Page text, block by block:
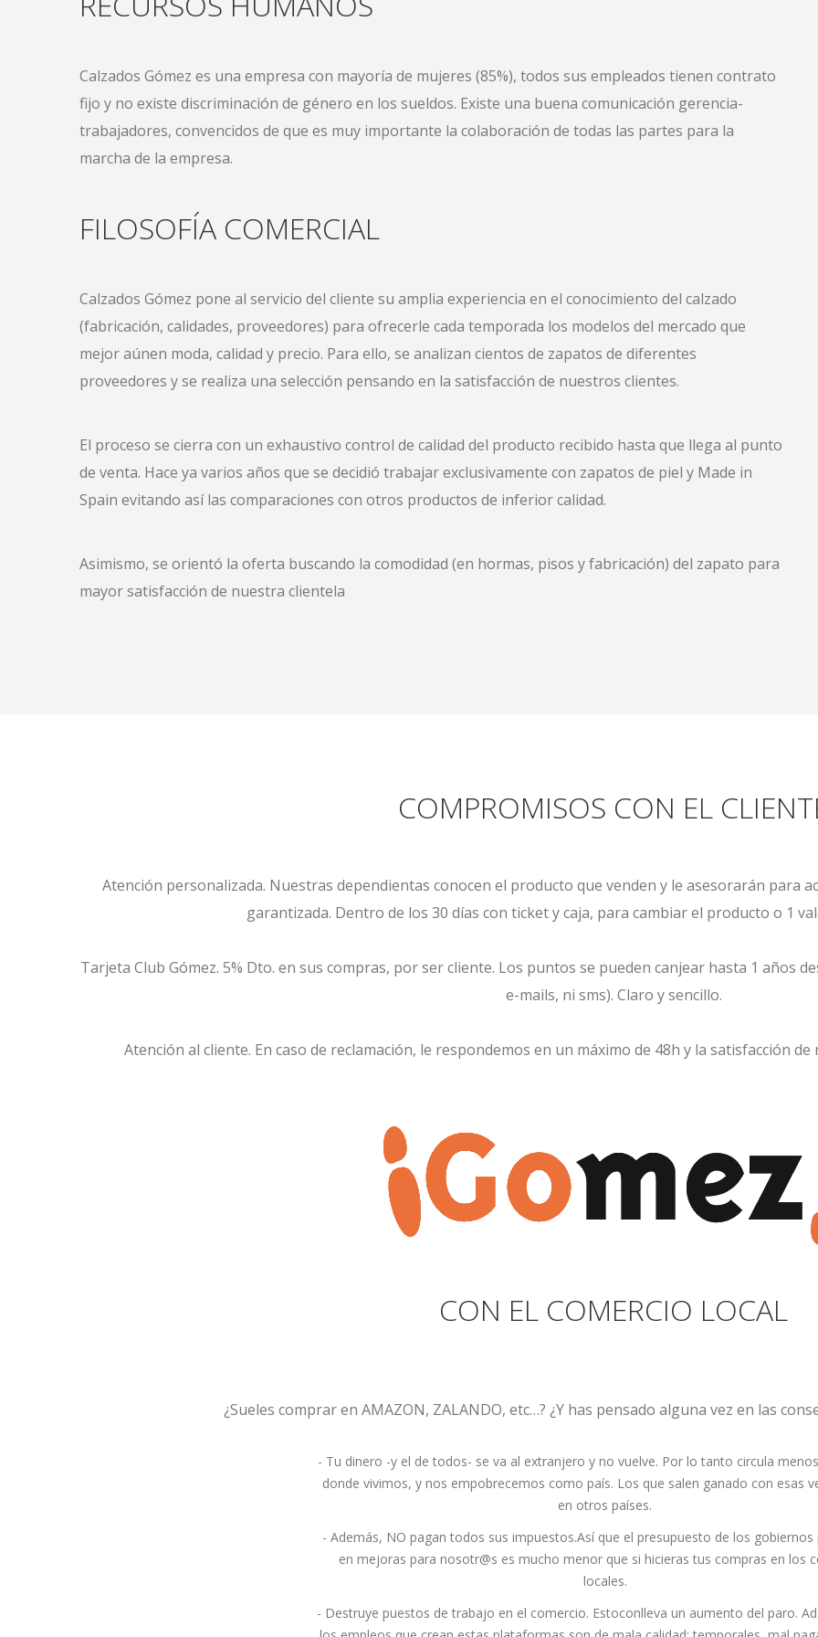
Calzados Gómez es una empresa con mayoría de mujeres (85%), todos sus empleados tienen contrato
fijo y no existe discriminación de género en los sueldos. Existe una buena comunicación gerencia-
trabajadores, convencidos de que es muy importante la colaboración de todas las partes para la
marcha de la empresa.
FILOSOFÍA COMERCIAL
Calzados Gómez pone al servicio del cliente su amplia experiencia en el conocimiento del calzado
(fabricación, calidades, proveedores) para ofrecerle cada temporada los modelos del mercado que
mejor aúnen moda, calidad y precio. Para ello, se analizan cientos de zapatos de diferentes
proveedores y se realiza una selección pensando en la satisfacción de nuestros clientes.
El proceso se cierra con un exhaustivo control de calidad del producto recibido hasta que llega al punto
de venta. Hace ya varios años que se decidió trabajar exclusivamente con zapatos de piel y Made in
Spain evitando así las comparaciones con otros productos de inferior calidad.
Asimismo, se orientó la oferta buscando la comodidad (en hormas, pisos y fabricación) del zapato para
mayor satisfacción de nuestra clientela
COMPROMISOS CON EL
Atención personalizada. Nuestras dependientas conocen el producto que venden y le asesorarán para
garantizada. Dentro de los 30 días con ticket y caja, para cambiar el producto o 1
Tarjeta Club Gómez. 5% Dto. en sus compras, por ser cliente. Los puntos se pueden canjear hasta 1 años
e-mails, ni sms). Claro y sencillo.
Atención al cliente. En caso de reclamación, le respondemos en un máximo de 48h y la satisfacción
CON EL COMERCIO LOCAL
¿Sueles comprar en AMAZON, ZALANDO, etc…? ¿Y has pensado alguna vez en las
- Tu dinero -y el de todos- se va al extranjero y no vuelve. Por lo tanto circula
donde vivimos, y nos empobrecemos como país. Los que salen ganado con esas
en otros países.
- Además, NO pagan todos sus impuestos.Así que el presupuesto de los gobiernos
en mejoras para nosotr@s es mucho menor que si hicieras tus compras en los
locales.
- Destruye puestos de trabajo en el comercio. Estoconlleva un aumento del paro.